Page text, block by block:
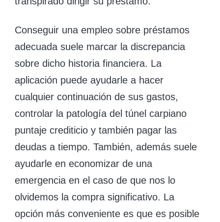
Conseguir una empleo sobre préstamos
adecuada suele marcar la discrepancia
sobre dicho historia financiera. La
aplicación puede ayudarle a hacer
cualquier continuación de sus gastos,
controlar la patologí­a del túnel carpiano
puntaje crediticio y también pagar las
deudas a tiempo. También, además suele
ayudarle en economizar de una
emergencia en el caso de que nos lo
olvidemos la compra significativo. La
opción más conveniente es que es posible